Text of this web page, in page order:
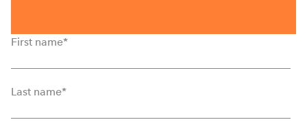
First name*
Last name*